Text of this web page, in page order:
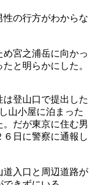
性の行方がわからな
宮之浦岳に向かっ
と明らかにした。
登山口で提出した
山小屋に泊まった
だが東京に住む男
日に警察に通報し
道入口と周辺道路が